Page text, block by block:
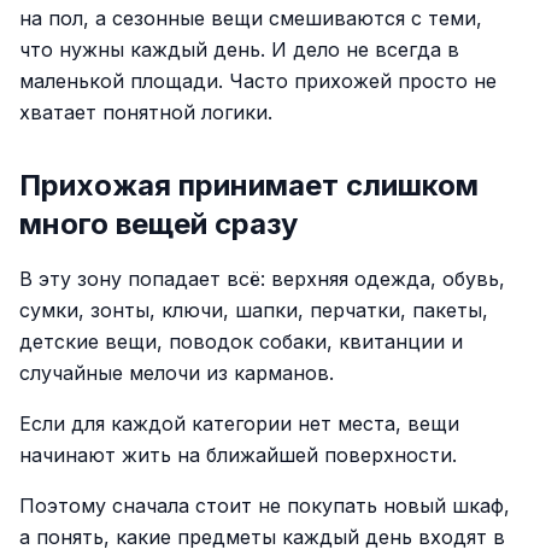
на пол, а сезонные вещи смешиваются с теми,
что нужны каждый день. И дело не всегда в
маленькой площади. Часто прихожей просто не
хватает понятной логики.
Прихожая принимает слишком
много вещей сразу
В эту зону попадает всё: верхняя одежда, обувь,
сумки, зонты, ключи, шапки, перчатки, пакеты,
детские вещи, поводок собаки, квитанции и
случайные мелочи из карманов.
Если для каждой категории нет места, вещи
начинают жить на ближайшей поверхности.
Поэтому сначала стоит не покупать новый шкаф,
а понять, какие предметы каждый день входят в